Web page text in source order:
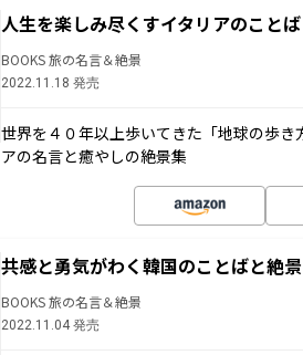
人生を楽しみ尽くすイタリアのこと
BOOKS 旅の名言＆絶景
2022.11.18 発売
世界を４０年以上歩いてきた「地球の歩
アの名言と癒やしの絶景集
共感と勇気がわく韓国のことばと絶
BOOKS 旅の名言＆絶景
2022.11.04 発売